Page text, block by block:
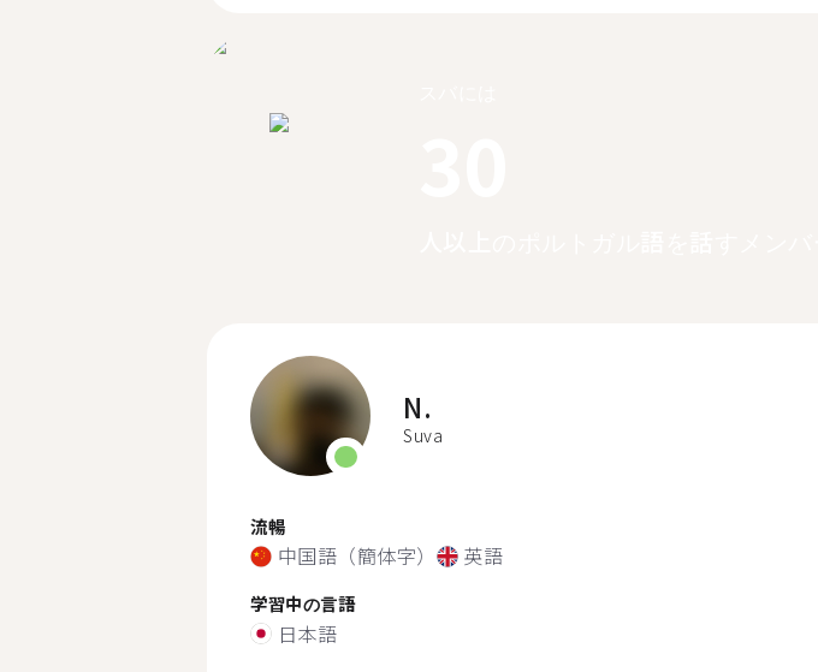
N.
Suva
流暢
中国語（簡体字） 英語
学習中の言語
日本語